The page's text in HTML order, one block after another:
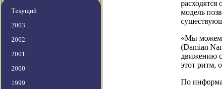
Текущий
2003
2002
2001
2000
1999
расходятся
модель
«Мы можем
(Damian
движению
этот ритм,
По